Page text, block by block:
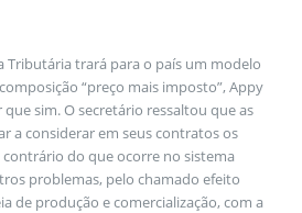
Tributária trará para o país um modelo
“preço mais imposto”, Appy
sim. O secretário ressaltou que as
a considerar em seus contratos os
do que ocorre no sistema
problemas, pelo chamado efeito
de produção e comercialização, com a